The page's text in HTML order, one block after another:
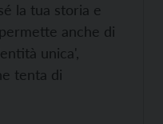
la tua storia e
anche di
unica',
tenta di